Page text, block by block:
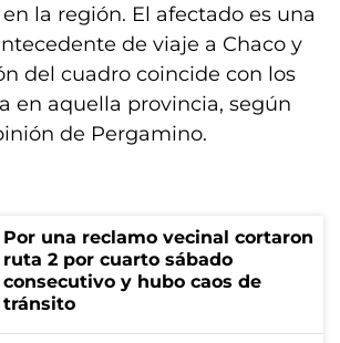
la región. El afectado es una
de viaje a Chaco y
del cuadro coincide con los
en aquella provincia, según
de Pergamino.
Por una reclamo vecinal cortaron
ruta 2 por cuarto sábado
consecutivo y hubo caos de
tránsito